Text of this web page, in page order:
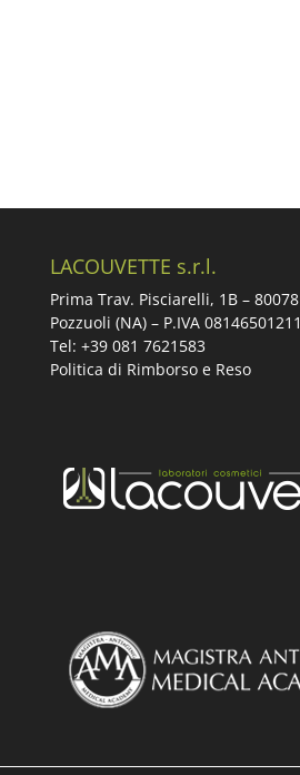
LACOUVETTE s.r.l.
Prima Trav. Pisciarelli, 1B – 80078
Pozzuoli (NA) – P.IVA 08146501211
Tel: +39 081 7621583
Politica di Rimborso e Reso